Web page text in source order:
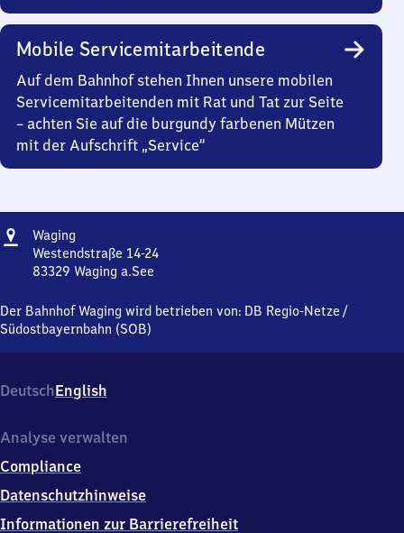
Mobile Servicemitarbeitende
Auf dem Bahnhof stehen Ihnen unsere mobilen
Servicemitarbeitenden mit Rat und Tat zur Seite
– achten Sie auf die burgundy farbenen Mützen
mit der Aufschrift „Service“
Adresse
Waging
Westendstraße 14-24
83329 Waging a.See
Westendstraße
14-
3
9
Waging
a.See
Der Bahnhof Waging wird betrieben von: DB Regio-Netze /
Südostbayernbahn (SOB)
DeutschEnglish
Analyse verwalten
Compliance
Datenschutzhinweise
Informationen zur Barrierefreiheit